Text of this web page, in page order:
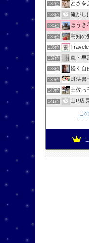
132位 とさを
133位 俺がし
134位 ほうき
135位 高知の
136位
137位 真・早
138位 軽く自
139位 司法書士/
140位 土佐っ
141位 山P店
こ